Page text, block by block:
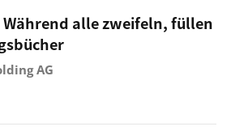
alle zweifeln, füllen
AG